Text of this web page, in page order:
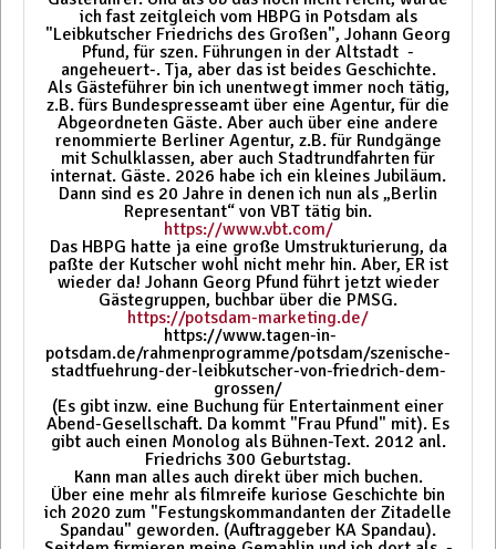
ich fast zeitgleich vom HBPG in Potsdam als
"Leibkutscher Friedrichs des Großen", Johann Georg
Pfund, für szen. Führungen in der Altstadt -
angeheuert-. Tja, aber das ist beides Geschichte.
Als Gästeführer bin ich unentwegt immer noch tätig,
z.B. fürs Bundespresseamt über eine Agentur, für die
Abgeordneten Gäste. Aber auch über eine andere
renommierte Berliner Agentur, z.B. für Rundgänge
mit Schulklassen, aber auch Stadtrundfahrten für
internat. Gäste. 2026 habe ich ein kleines Jubiläum.
Dann sind es 20 Jahre in denen ich nun als „Berlin
Representant“ von VBT tätig bin.
https://www.vbt.com/
Das HBPG hatte ja eine große Umstrukturierung, da
paßte der Kutscher wohl nicht mehr hin. Aber, ER ist
wieder da! Johann Georg Pfund führt jetzt wieder
Gästegruppen, buchbar über die PMSG.
https://potsdam-marketing.de/
https://www.tagen-in-
potsdam.de/rahmenprogramme/potsdam/szenische-
stadtfuehrung-der-leibkutscher-von-friedrich-dem-
grossen/
(Es gibt inzw. eine Buchung für Entertainment einer
Abend-Gesellschaft. Da kommt "Frau Pfund" mit). Es
gibt auch einen Monolog als Bühnen-Text. 2012 anl.
Friedrichs 300 Geburtstag.
Kann man alles auch direkt über mich buchen.
Über eine mehr als filmreife kuriose Geschichte bin
ich 2020 zum "Festungskommandanten der Zitadelle
Spandau" geworden. (Auftraggeber KA Spandau).